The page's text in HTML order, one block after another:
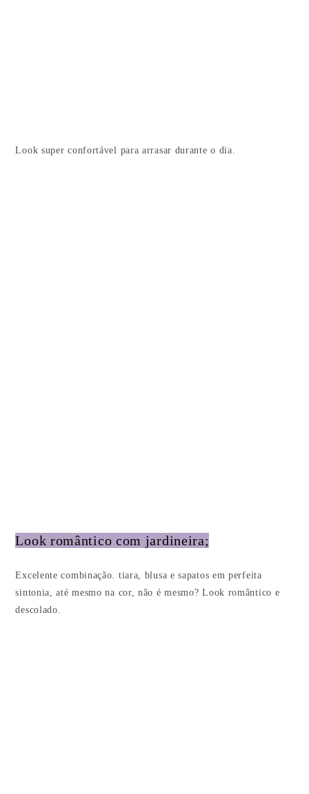
Look super confortável para arrasar durante o dia.
Look romântico com jardineira;
Excelente combinação. tiara, blusa e sapatos em perfeita
sintonia, até mesmo na cor, não é mesmo? Look romântico e
descolado.